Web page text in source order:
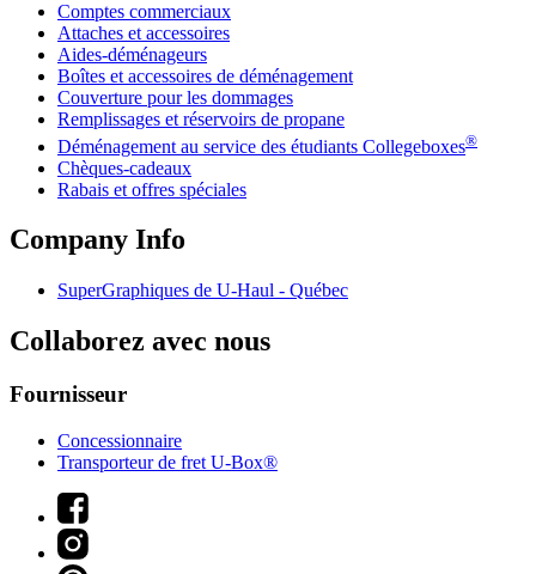
Comptes commerciaux
Attaches et accessoires
Aides-déménageurs
Boîtes et accessoires de déménagement
Couverture pour les dommages
Remplissages et réservoirs de propane
Déménagement au service des étudiants Collegeboxes®
Chèques-cadeaux
Rabais et offres spéciales
Company Info
SuperGraphiques de U-Haul - Québec
Collaborez avec nous
Fournisseur
Concessionnaire
Transporteur de fret U-Box®